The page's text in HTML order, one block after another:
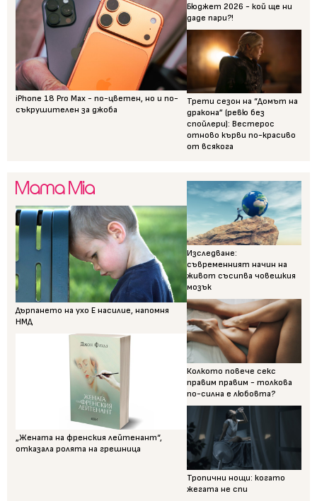
iPhone 18 Pro Max - по-цветен, но и по-
съкрушителен за джоба
Бюджет 2026 - кой ще ни
даде пари?!
Трети сезон на “Домът на
дракона” (ревю без
спойлери): Вестерос
отново кърви по-красиво
от всякога
Дърпането на ухо Е насилие, напомня
НМД
„Жената на френския лейтенант“,
отказала ролята на грешница
Изследване:
съвременният начин на
живот съсипва човешкия
мозък
Колкото повече секс
правим правим - толкова
по-силна е любовта?
Тропични нощи: когато
жегата не спи